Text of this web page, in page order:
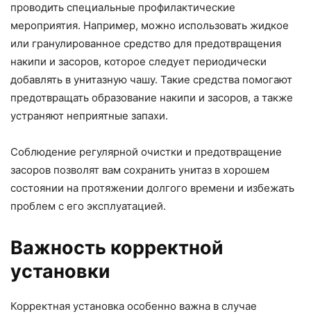
проводить специальные профилактические
мероприятия. Например, можно использовать жидкое
или гранулированное средство для предотвращения
накипи и засоров, которое следует периодически
добавлять в унитазную чашу. Такие средства помогают
предотвращать образование накипи и засоров, а также
устраняют неприятные запахи.
Соблюдение регулярной очистки и предотвращение
засоров позволят вам сохранить унитаз в хорошем
состоянии на протяжении долгого времени и избежать
проблем с его эксплуатацией.
Важность корректной
установки
Корректная установка особенно важна в случае